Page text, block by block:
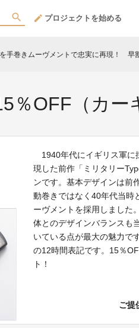
プロジェクトを始める
手巻きムーヴメントで忠実に再現！ 早
％OFF（カー
1940年代にイギリス軍に
現した前作「ミリタリー
ンです。基本デザインは前
動巻きではなく40年代当時
ーヴメントを採用しました
体とのデザインバランスも
いている点が最大の魅力で
の12時間表記です。15％
ト！
ご提